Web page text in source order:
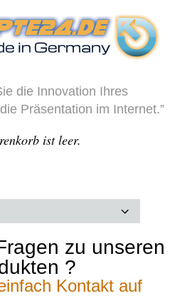
die Innovation Ihres
Präsentation im Internet.”
ist leer.
zu unseren
?
Kontakt auf